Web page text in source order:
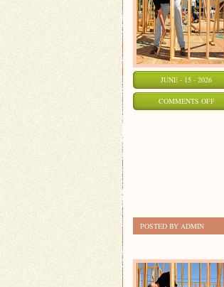
JUNE - 15 - 2026
COMMENTS OFFON
POSTED BY ADMIN